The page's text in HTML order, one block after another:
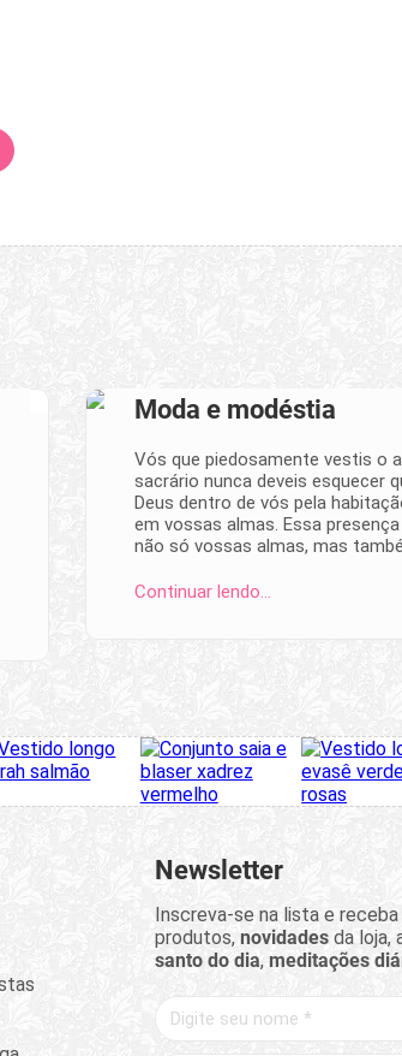
Moda e modéstia
Vós que piedosamente vestis o
sacrário nunca deveis esquecer
Deus dentro de vós pela
em vossas almas. Essa
não só vossas almas, mas
Continuar lendo…
Newsletter
Inscreva-se na lista e receba
produtos, novidadesda loja,
santo do dia, meditações